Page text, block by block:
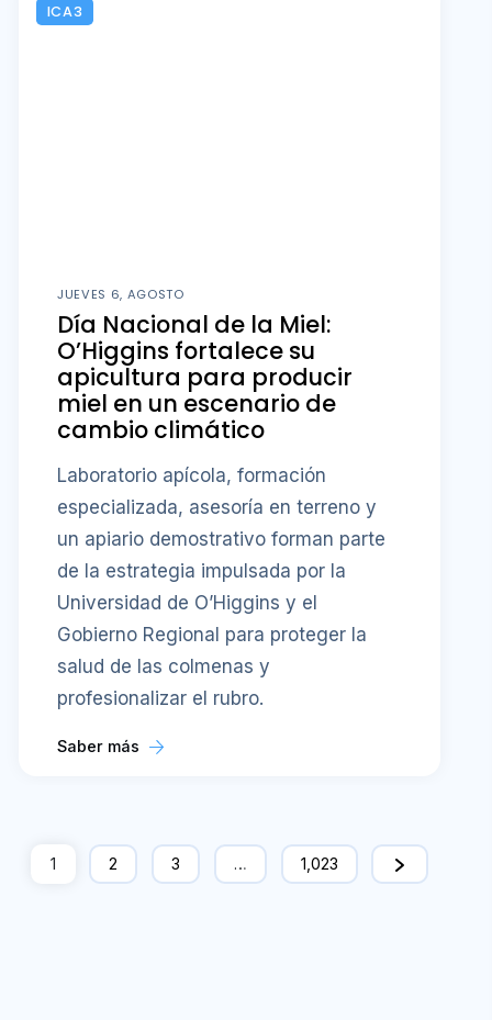
ICA3
JUEVES 6, AGOSTO
Día Nacional de la Miel:
O’Higgins fortalece su
apicultura para producir
miel en un escenario de
cambio climático
Laboratorio apícola, formación
especializada, asesoría en terreno y
un apiario demostrativo forman parte
de la estrategia impulsada por la
Universidad de O’Higgins y el
Gobierno Regional para proteger la
salud de las colmenas y
profesionalizar el rubro.
Saber más
1 2 3 … 1,023